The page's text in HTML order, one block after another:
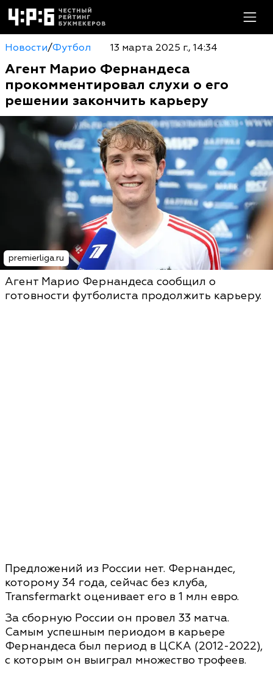
Новости/Футбол 13 марта 2025 г., 14:34
Агент Марио Фернандеса
прокомментировал слухи о его
решении закончить карьеру
premierliga.ru
Агент Марио Фернандеса сообщил о
готовности футболиста продолжить карьеру.
Предложений из России нет. Фернандес,
которому 34 года, сейчас без клуба,
Transfermarkt оценивает его в 1 млн евро.
За сборную России он провел 33 матча.
Самым успешным периодом в карьере
Фернандеса был период в ЦСКА (2012-2022),
с которым он выиграл множество трофеев.